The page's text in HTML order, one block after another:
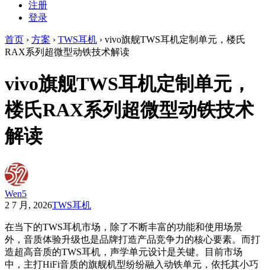
注册
登录
首页 › 方案 › TWS耳机 › vivo旗舰TWS耳机定制单元，楼氏
RAX系列超微型动铁技术解读
vivo旗舰TWS耳机定制单元，
楼氏RAX系列超微型动铁技术
解读
Wen5
2 7 月, 2026TWS耳机
在当下的TWS耳机市场，除了不断丰富的功能和使用场景
外，音质体验升级也是品牌打造产品竞争力的核心要素。而打
造超高音质的TWS耳机，声学单元设计是关键。目前市场
中，主打HiFi音质的旗舰机型纷纷融入动铁单元，依托其小巧